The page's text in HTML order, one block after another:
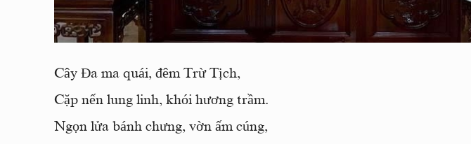
Cây Đa ma quái, đêm Trừ Tịch,
Cặp nến lung linh, khói hương trầm.
Ngọn lửa bánh chưng, vờn ấm cúng,